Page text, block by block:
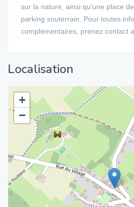
sur la nature, ainsi qu'une place
parking souterrain. Pour toutes
complémentaires, prenez contact
Localisation
+
−